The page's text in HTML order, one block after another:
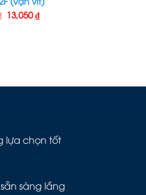
13,050₫
lựa chọn tốt
sàng lắng